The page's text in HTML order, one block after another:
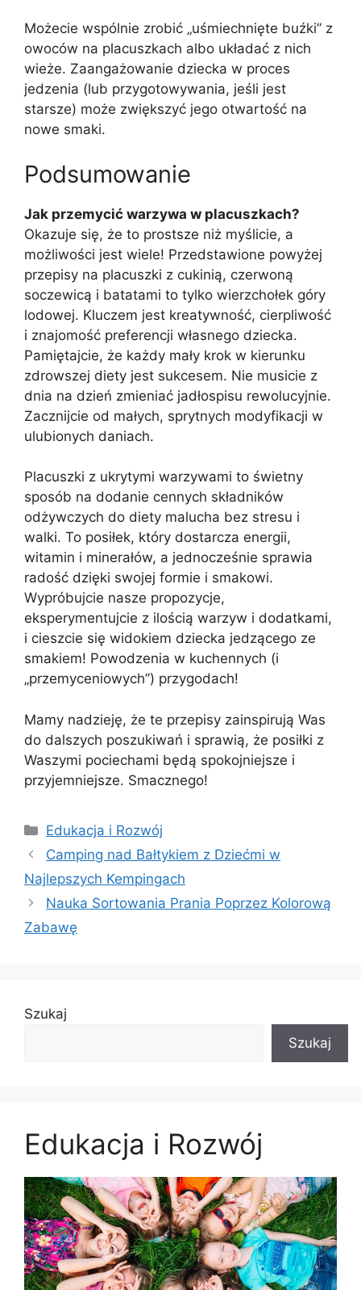
Możecie wspólnie zrobić „uśmiechnięte buźki” z
owoców na placuszkach albo układać z nich
wieże. Zaangażowanie dziecka w proces
jedzenia (lub przygotowywania, jeśli jest
starsze) może zwiększyć jego otwartość na
nowe smaki.
Podsumowanie
Jak przemycić warzywa w placuszkach?
Okazuje się, że to prostsze niż myślicie, a
możliwości jest wiele! Przedstawione powyżej
przepisy na placuszki z cukinią, czerwoną
soczewicą i batatami to tylko wierzchołek góry
lodowej. Kluczem jest kreatywność, cierpliwość
i znajomość preferencji własnego dziecka.
Pamiętajcie, że każdy mały krok w kierunku
zdrowszej diety jest sukcesem. Nie musicie z
dnia na dzień zmieniać jadłospisu rewolucyjnie.
Zacznijcie od małych, sprytnych modyfikacji w
ulubionych daniach.
Placuszki z ukrytymi warzywami to świetny
sposób na dodanie cennych składników
odżywczych do diety malucha bez stresu i
walki. To posiłek, który dostarcza energii,
witamin i minerałów, a jednocześnie sprawia
radość dzięki swojej formie i smakowi.
Wypróbujcie nasze propozycje,
eksperymentujcie z ilością warzyw i dodatkami,
i cieszcie się widokiem dziecka jedzącego ze
smakiem! Powodzenia w kuchennych (i
„przemyceniowych”) przygodach!
Mamy nadzieję, że te przepisy zainspirują Was
do dalszych poszukiwań i sprawią, że posiłki z
Waszymi pociechami będą spokojniejsze i
przyjemniejsze. Smacznego!
Kategorie
Edukacja i Rozwój
Camping nad Bałtykiem z Dziećmi w
Najlepszych Kempingach
Nauka Sortowania Prania Poprzez Kolorową
Zabawę
Szukaj
Szukaj
Edukacja i Rozwój